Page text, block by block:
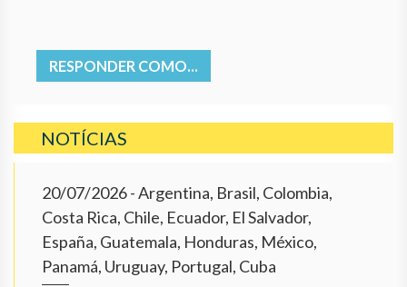
RESPONDER COMO...
NOTÍCIAS
20/07/2026- Argentina, Brasil, Colombia,
Costa Rica, Chile, Ecuador, El Salvador,
España, Guatemala, Honduras, México,
Panamá, Uruguay, Portugal, Cuba